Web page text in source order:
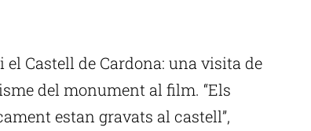
Castell de Cardona: una visita de
del monument al film. “Els
estan gravats al castell”,